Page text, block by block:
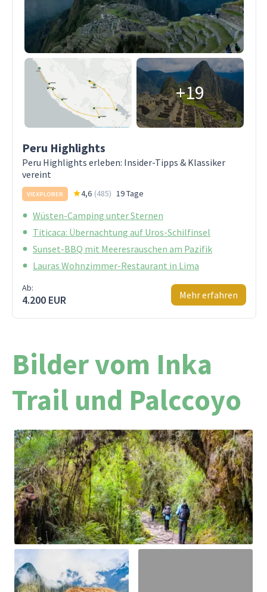
+19
Peru Highlights
Peru Highlights erleben: Insider-Tipps & Klassiker
vereint
VIEXPLORER 4,6 (485) 19 Tage
Wüsten-Camping unter Sternen
Titicaca: Übernachtung auf Uros-Schilfinsel
Sunset-BBQ mit Meeresrauschen am Pazifik
Lauras Wohnzimmer-Restaurant in Lima
Ab:
4.200 EUR Mehr erfahren
Bilder vom Inka
Trail und Palccoyo